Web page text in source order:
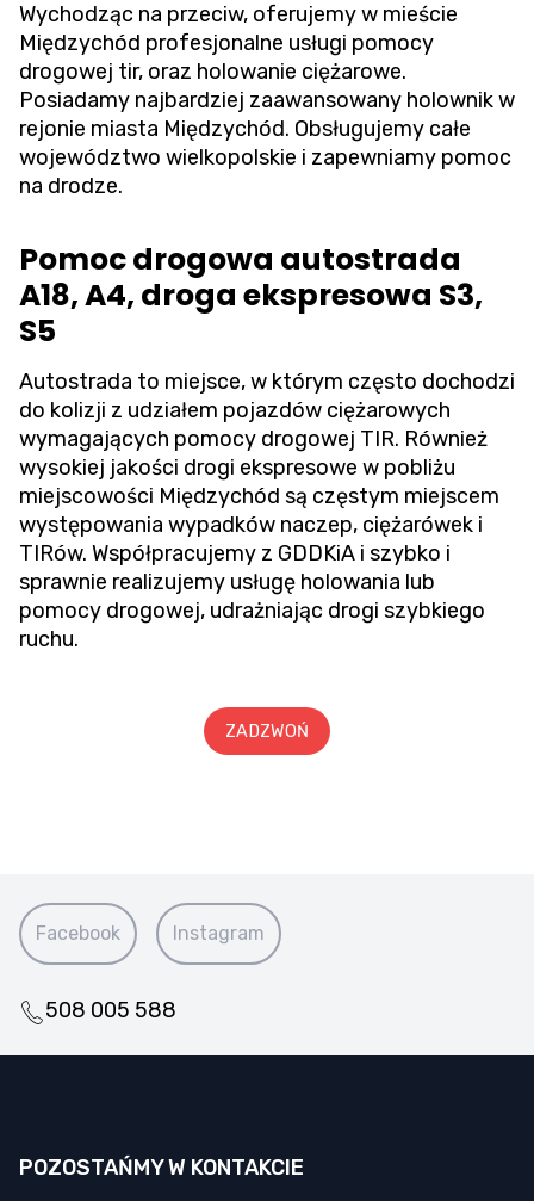
Wychodząc na przeciw, oferujemy w mieście
Międzychód profesjonalne usługi pomocy
drogowej tir, oraz holowanie ciężarowe.
Posiadamy najbardziej zaawansowany holownik w
rejonie miasta Międzychód. Obsługujemy całe
województwo wielkopolskie i zapewniamy pomoc
na drodze.
Pomoc drogowa autostrada
A18, A4, droga ekspresowa S3,
S5
Autostrada to miejsce, w którym często dochodzi
do kolizji z udziałem pojazdów ciężarowych
wymagających pomocy drogowej TIR. Również
wysokiej jakości drogi ekspresowe w pobliżu
miejscowości Międzychód są częstym miejscem
występowania wypadków naczep, ciężarówek i
TIRów. Współpracujemy z GDDKiA i szybko i
sprawnie realizujemy usługę holowania lub
pomocy drogowej, udrażniając drogi szybkiego
ruchu.
ZADZWOŃ
Facebook Instagram
508 005 588
POZOSTAŃMY W KONTAKCIE